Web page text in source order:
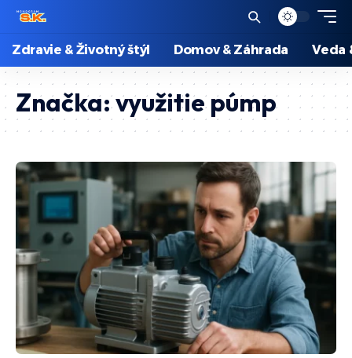
Zdravie & Životný štýl Domov & Záhrada Veda
Značka:využitie púmp